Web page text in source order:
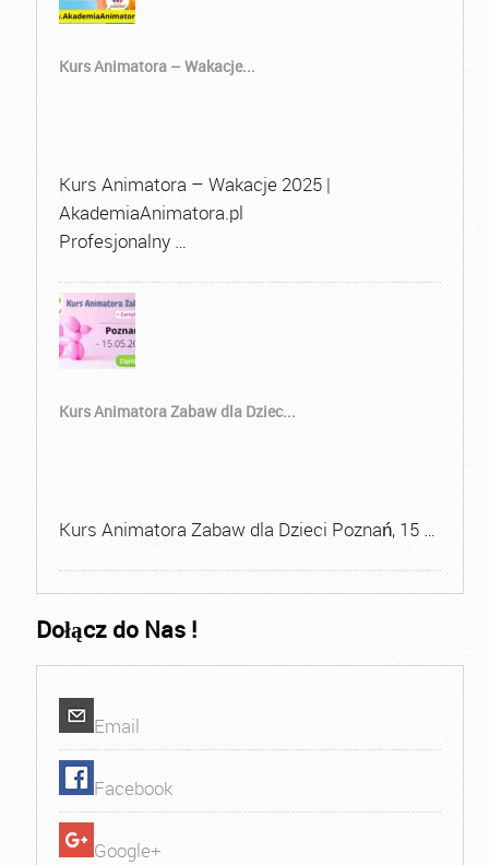
Kurs Animatora – Wakacje...
Kurs Animatora – Wakacje 2025 |
AkademiaAnimatora.pl
Profesjonalny …
Kurs Animatora Zabaw dla Dziec...
Kurs Animatora Zabaw dla Dzieci Poznań, 15 …
Dołącz do Nas !
Email
Facebook
Google+